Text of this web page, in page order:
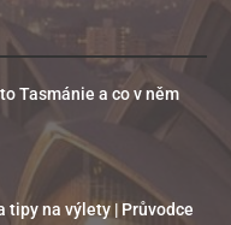
Tasmánie a co v něm
tipy na výlety | Průvodce